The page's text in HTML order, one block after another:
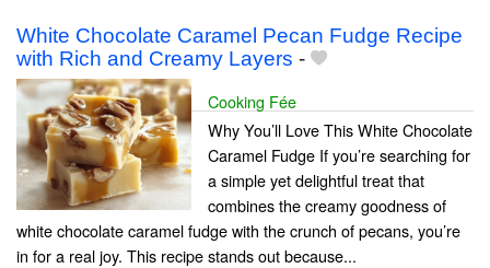
White Chocolate Caramel Pecan Fudge Recipe
with Rich and Creamy Layers -
Cooking Fée
Why You’ll Love This White Chocolate
Caramel Fudge If you’re searching for
a simple yet delightful treat that
combines the creamy goodness of
white chocolate caramel fudge with the crunch of pecans, you’re
in for a real joy. This recipe stands out because...